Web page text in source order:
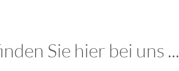
Sie hier bei uns ...